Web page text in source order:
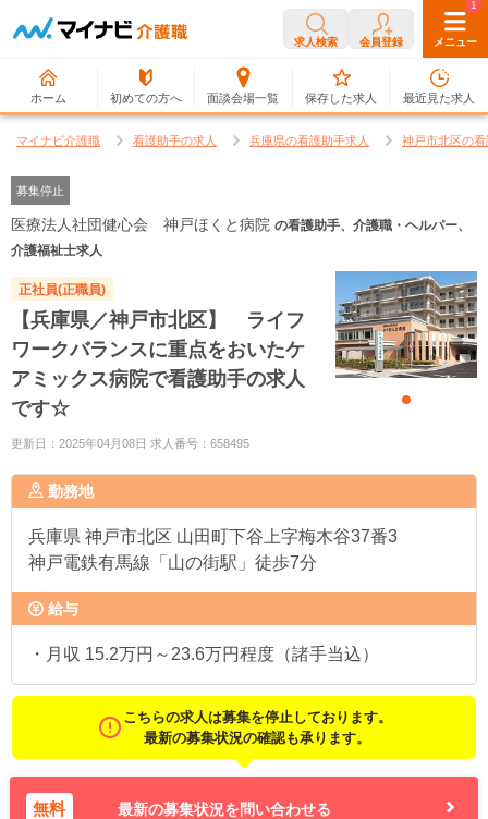
求人検索 会員登録 メニュー
ホーム 初めての方へ 面談会場一覧
0
保存した求人
1
最近見た求人
マイナビ介護職 看護助手の求人 兵庫県の看護助手求人 神戸市北区の
募集停止
医療法人社団健心会 神戸ほくと病院 の看護助手、介護職・ヘルパー、
介護福祉士求人
正社員(正職員)
【兵庫県／神戸市北区】 ライフ
ワークバランスに重点をおいたケ
アミックス病院で看護助手の求人
です☆
更新日：2025年04月08日 求人番号：658495
勤務地
兵庫県 神戸市北区 山田町下谷上字梅木谷37番3
神戸電鉄有馬線「山の街駅」徒歩7分
給与
・月収 15.2万円～23.6万円程度（諸手当込）
こちらの求人は募集を停止しております。
最新の募集状況の確認も承ります。
無料 最新の募集状況を問い合わせる